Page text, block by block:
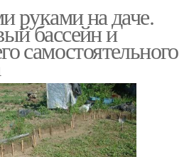
руками на даче.
бассейн и
самостоятельного